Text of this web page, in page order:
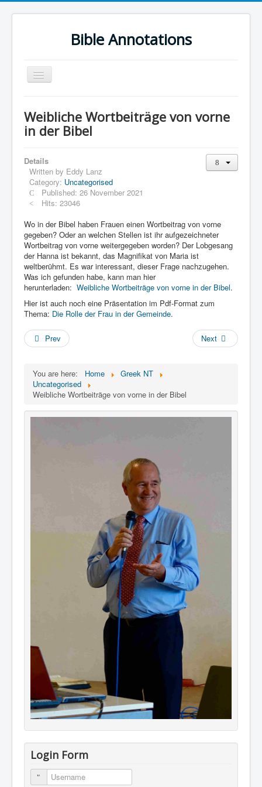
Bible Annotations
Toggle
Navigation
Urdu Geo Version
Urdu
Deutsch
Hebrew OT
Greek NT
Book Corner
Links
Linux and Open Source
Weibliche Wortbeiträge von vorne
in der Bibel
Details
Written by Eddy Lanz
Category: Uncategorised
Published: 26 November 2021
Hits: 23046
Wo in der Bibel haben Frauen einen Wortbeitrag von vorne
gegeben? Oder an welchen Stellen ist ihr aufgezeichneter
Wortbeitrag von vorne weitergegeben worden? Der Lobgesang
der Hanna ist bekannt, das Magnifikat von Maria ist
weltberühmt. Es war interessant, dieser Frage nachzugehen.
Was ich gefunden habe, kann man hier
herunterladen: Weibliche Wortbeiträge von vorne in der Bibel.
Hier ist auch noch eine Präsentation im Pdf-Format zum
Thema: Die Rolle der Frau in der Gemeinde.
Prev Next
You are here: Home
Greek NT
Uncategorised
Weibliche Wortbeiträge von vorne in der Bibel
Login Form
Username